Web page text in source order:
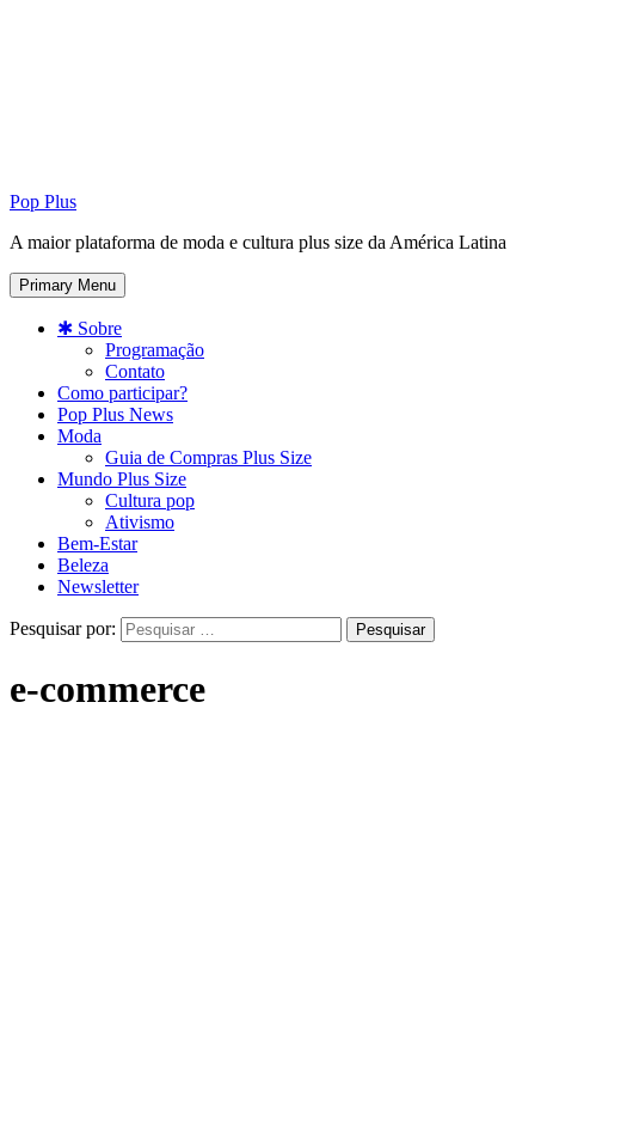
Pop Plus
A maior plataforma de moda e cultura plus size da América Latina
Primary Menu
✱ Sobre
Programação
Contato
Como participar?
Pop Plus News
Moda
Guia de Compras Plus Size
Mundo Plus Size
Cultura pop
Ativismo
Bem-Estar
Beleza
Newsletter
Pesquisar por:
e-commerce